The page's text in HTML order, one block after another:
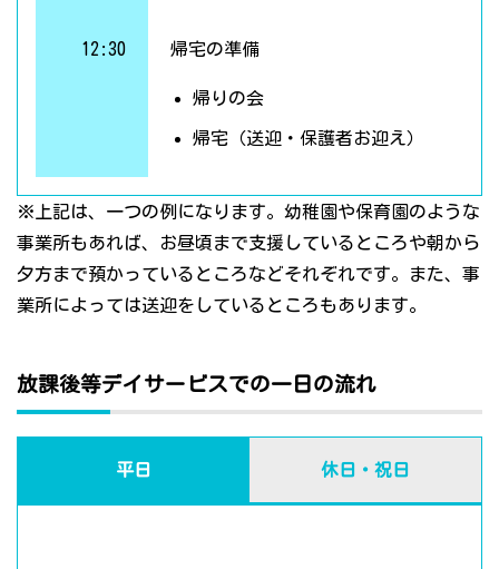
12:30 帰宅の準備
帰りの会
帰宅（送迎・保護者お迎え）
※上記は、一つの例になります。幼稚園や保育園のような
事業所もあれば、お昼頃まで支援しているところや朝から
夕方まで預かっているところなどそれぞれです。また、事
業所によっては送迎をしているところもあります。
放課後等デイサービスでの一日の流れ
平日 休日・祝日